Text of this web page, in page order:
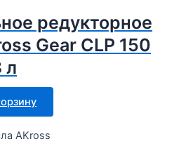
редукторное
Gear CLP 150
л
AKross